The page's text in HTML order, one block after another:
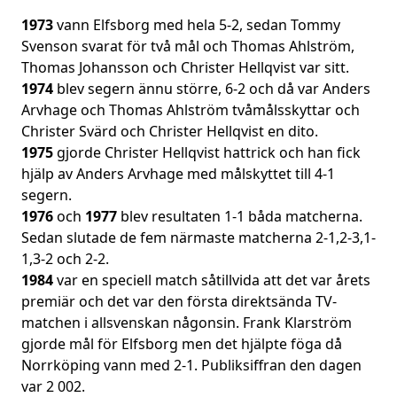
1973vann Elfsborg med hela 5-2, sedan Tommy
Svenson svarat för två mål och Thomas Ahlström,
Thomas Johansson och Christer Hellqvist var sitt.
1974 blev segern ännu större, 6-2 och då var Anders
Arvhage och Thomas Ahlström tvåmålsskyttar och
Christer Svärd och Christer Hellqvist en dito.
1975gjorde Christer Hellqvist hattrick och han fick
hjälp av Anders Arvhage med målskyttet till 4-1
segern.
1976och 1977 blev resultaten 1-1 båda matcherna.
Sedan slutade de fem närmaste matcherna 2-1,2-3,1-
1,3-2 och 2-2.
1984var en speciell match såtillvida att det var årets
premiär och det var den första direktsända TV-
matchen i allsvenskan någonsin. Frank Klarström
gjorde mål för Elfsborg men det hjälpte föga då
Norrköping vann med 2-1. Publiksiffran den dagen
var 2 002.